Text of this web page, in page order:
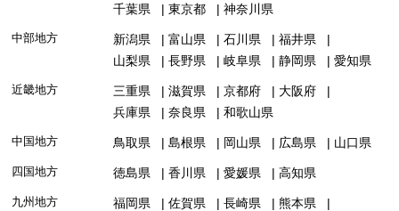
千葉県
東京都 神奈川県
中部地方 新潟県 富山県 石川県
福井県
山梨県
長野県 岐阜県 静岡県 愛知県
近畿地方 三重県 滋賀県 京都府
大阪府
兵庫県
奈良県 和歌山県
中国地方 鳥取県 島根県 岡山県 広島県 山口県
四国地方 徳島県 香川県 愛媛県 高知県
九州地方 福岡県 佐賀県 長崎県
熊本県